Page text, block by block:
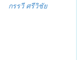
กรรวี ศรีวิชัย